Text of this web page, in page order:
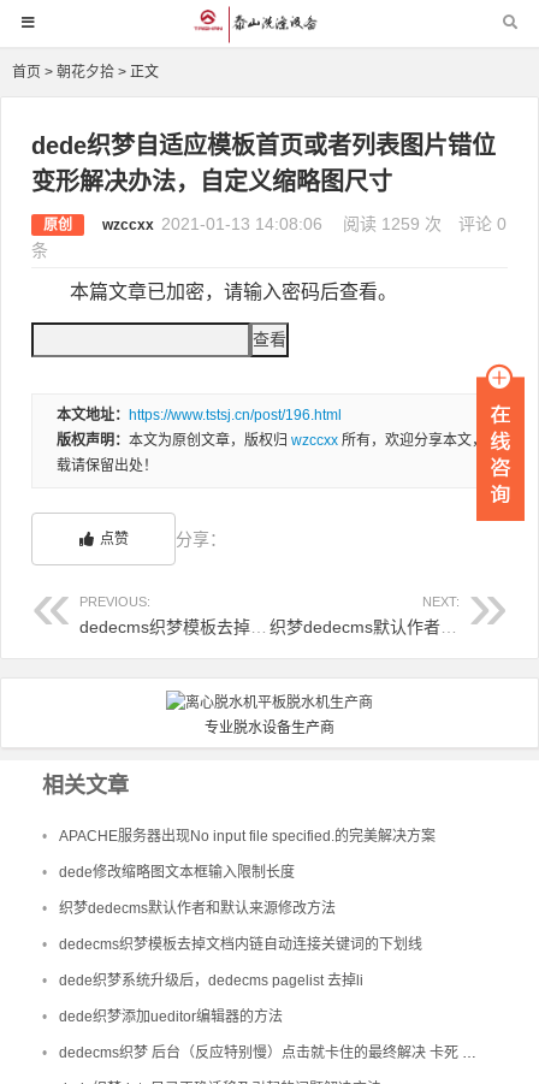
首页 > 朝花夕拾 > 正文
dede织梦自适应模板首页或者列表图片错位
变形解决办法，自定义缩略图尺寸
原创 wzccxx 2021-01-13 14:08:06 阅读 1259 次
评论 0
条
本篇文章已加密，请输入密码后查看。
本文地址： https://www.tstsj.cn/post/196.html
版权声明： 本文为原创文章，版权归 wzccxx 所有，欢迎分享本文，转
载请保留出处！
点赞 分享：
PREVIOUS: NEXT:
织梦dedecms默认作者和默认来源修改方法
专业脱水设备生产商
相关文章
• APACHE服务器出现No input file specified.的完美解决方案
• dede修改缩略图文本框输入限制长度
• 织梦dedecms默认作者和默认来源修改方法
• dedecms织梦模板去掉文档内链自动连接关键词的下划线
• dede织梦系统升级后，dedecms pagelist 去掉li
• dede织梦添加ueditor编辑器的方法
• dedecms织梦 后台（反应特别慢）点击就卡住的最终解决 卡死 不响应